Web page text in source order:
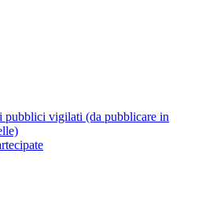
pubblici vigilati (da pubblicare in